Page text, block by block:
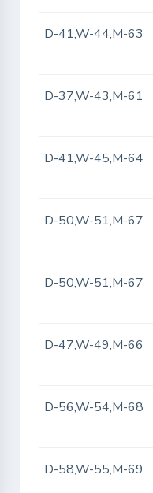
D-41,W-44,M-63
D-37,W-43,M-61
D-41,W-45,M-64
D-50,W-51,M-67
D-50,W-51,M-67
D-47,W-49,M-66
D-56,W-54,M-68
D-58,W-55,M-69